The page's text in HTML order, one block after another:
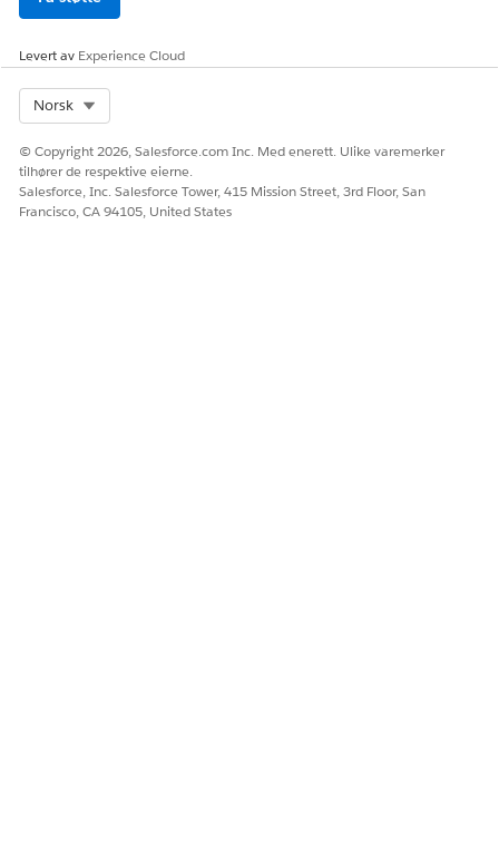
Levert av Experience Cloud
Norsk
© Copyright 2026, Salesforce.com Inc. Med enerett. Ulike varemerker
tilhører de respektive eierne.
Salesforce, Inc. Salesforce Tower, 415 Mission Street, 3rd Floor, San
Francisco, CA 94105, United States